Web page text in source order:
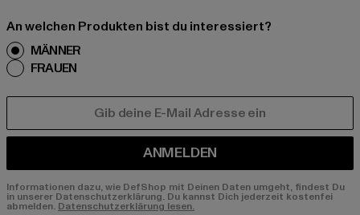
An welchen Produkten bist du interessiert?
MÄNNER
FRAUEN
ANMELDEN
Informationen dazu, wie DefShop mit Deinen Daten umgeht, findest Du
in unserer Datenschutzerklärung. Du kannst Dich jederzeit kostenfei
abmelden. Datenschutzerklärung lesen.